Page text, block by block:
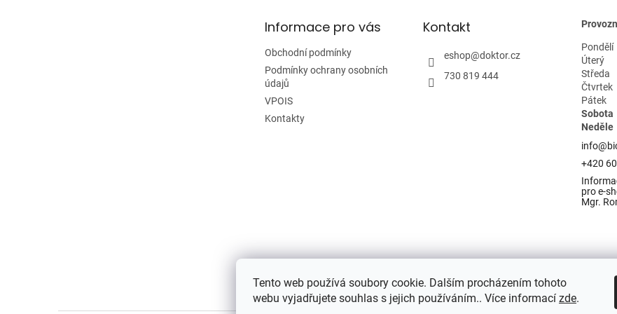
Tento web používá soubory cookie. Dalším procházením tohoto
webu vyjadřujete souhlas s jejich používáním.. Více informací zde.
Informace pro vás
Obchodní podmínky
Podmínky ochrany osobních
údajů
VPOIS
Kontakty
Kontakt
eshop@doktor.cz
730 819 444
Pondělí
Úterý
Středa
Čtvrtek
Pátek
Sobota
Neděle
+420
pro e-
Mgr.